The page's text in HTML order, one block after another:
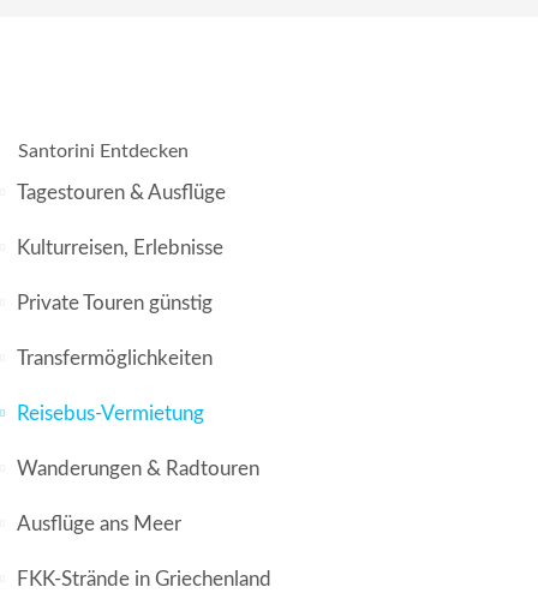
Santorini Entdecken
Tagestouren & Ausflüge
Kulturreisen, Erlebnisse
Private Touren günstig
Transfermöglichkeiten
Reisebus-Vermietung
Wanderungen & Radtouren
Ausflüge ans Meer
FKK-Strände in Griechenland